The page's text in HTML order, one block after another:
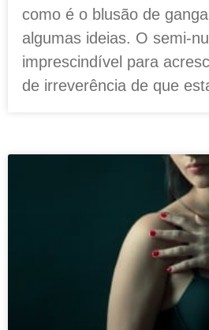
como é o blusão de
algumas ideias. O semi-
imprescindível para
de irreverência de que